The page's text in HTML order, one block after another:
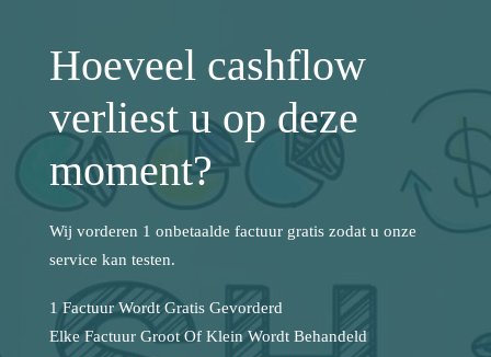
Hoeveel cashflow
verliest u op deze
moment?
Wij vorderen 1 onbetaalde factuur gratis zodat u onze
service kan testen.
1 Factuur Wordt Gratis Gevorderd
Elke Factuur Groot Of Klein Wordt Behandeld